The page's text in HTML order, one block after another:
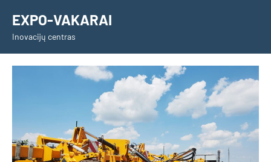
content
EXPO-VAKARAI
Inovacijų centras